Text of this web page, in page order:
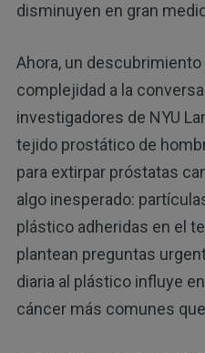
disminuyen en gran
Ahora, un
complejidad a la
investigadores de NYU
tejido prostático de
para extirpar próstatas
algo inesperado:
plástico adheridas en el
plantean preguntas
diaria al plástico influye
cáncer más comunes